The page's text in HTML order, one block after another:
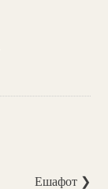
Ешафот ❯